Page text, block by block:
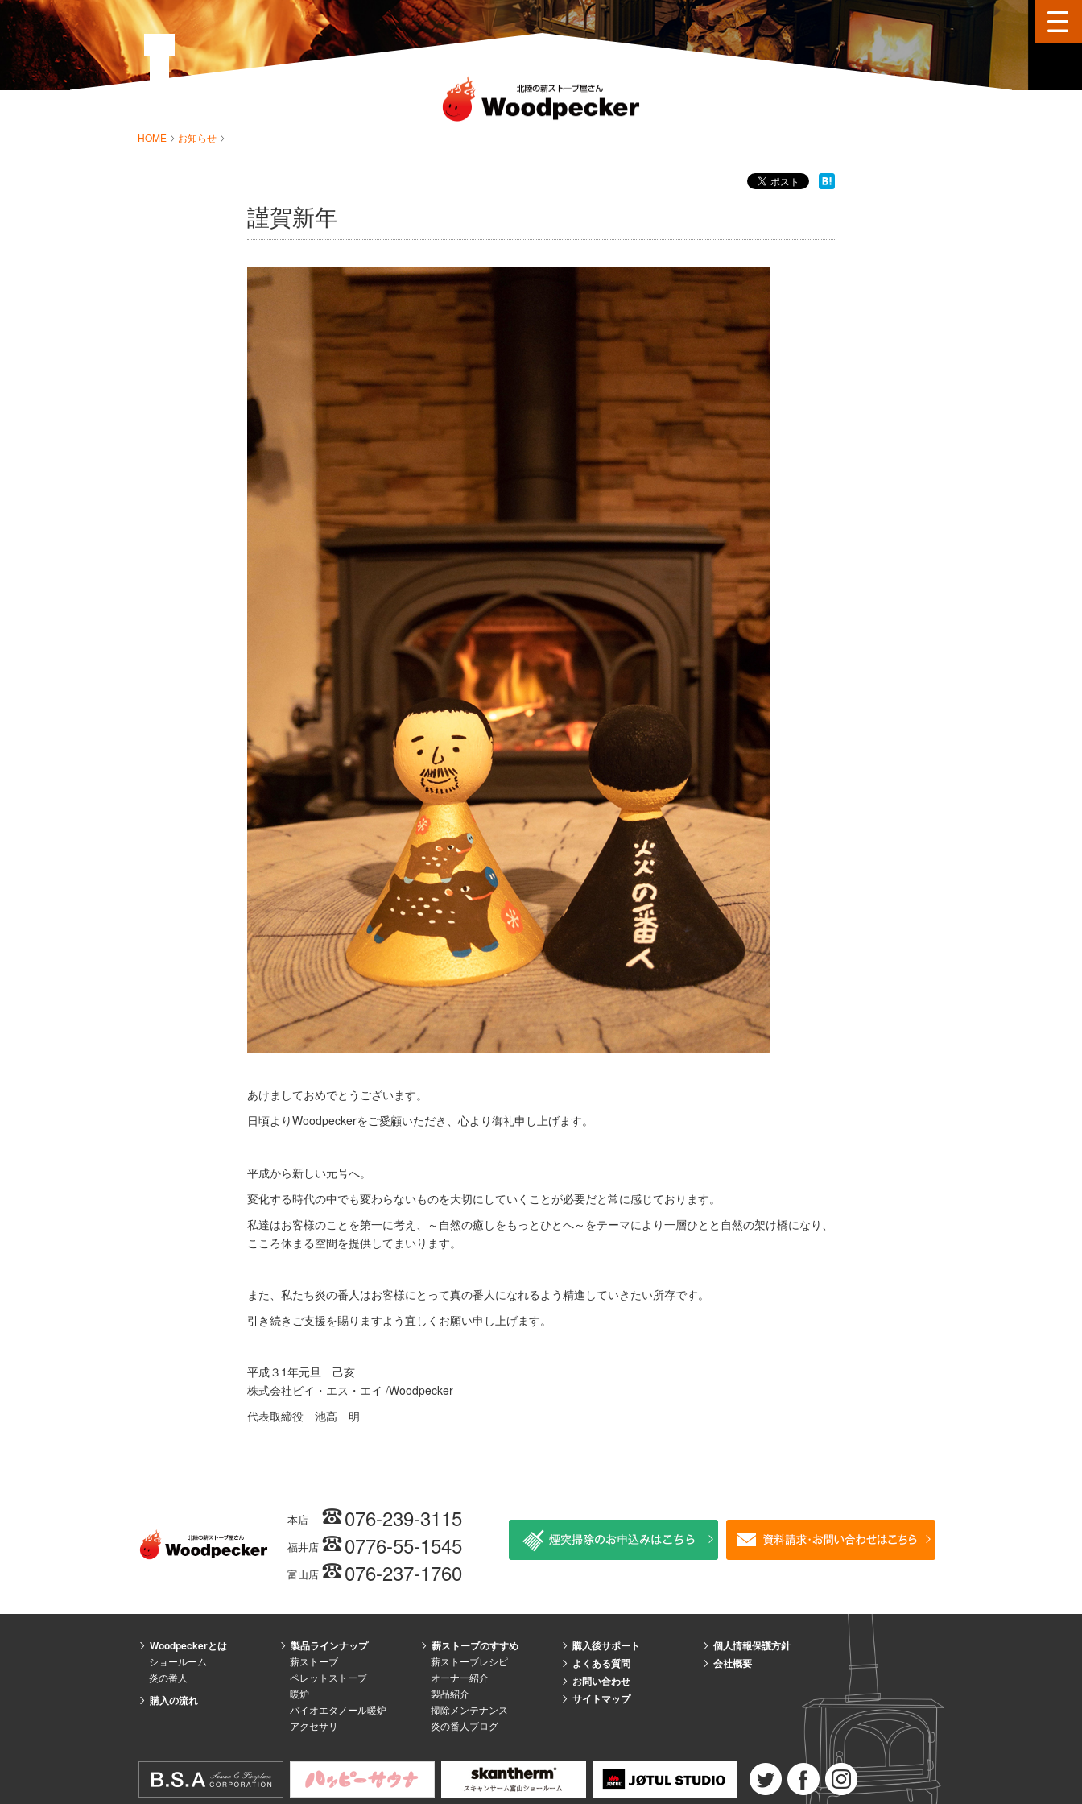
HOME お知らせ
謹賀新年
あけましておめでとうございます。
日頃よりWoodpeckerをご愛顧いただき、心より御礼申し上げます。
平成から新しい元号へ。
変化する時代の中でも変わらないものを大切にしていくことが必要だと常に感じております。
私達はお客様のことを第一に考え、～自然の癒しをもっとひとへ～をテーマにより一層ひとと自然の架け橋になり、
こころ休まる空間を提供してまいります。
また、私たち炎の番人はお客様にとって真の番人になれるよう精進していきたい所存です。
引き続きご支援を賜りますよう宜しくお願い申し上げます。
平成３1年元旦 己亥
株式会社ビイ・エス・エイ /Woodpecker
代表取締役 池高 明
本店 076-239-3115
福井店 0776-55-1545
富山店 076-237-1760
Woodpeckerとは
ショールーム
炎の番人
購入の流れ
製品ラインナップ
薪ストーブ
ペレットストーブ
暖炉
バイオエタノール暖炉
アクセサリ
薪ストーブのすすめ
薪ストーブレシピ
オーナー紹介
製品紹介
掃除メンテナンス
炎の番人ブログ
購入後サポート
よくある質問
お問い合わせ
サイトマップ
個人情報保護方針
会社概要